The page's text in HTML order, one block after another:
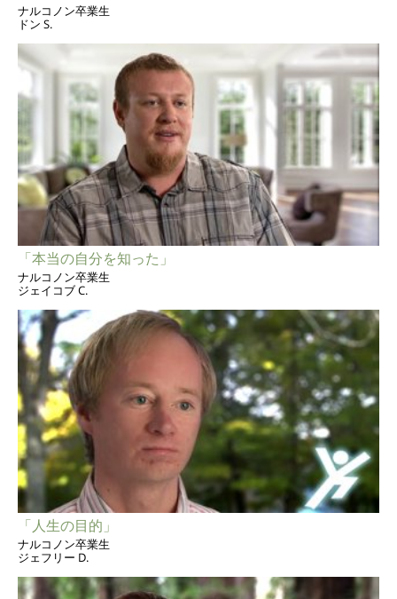
ナルコノン卒業生
ドン S.
「本当の自分を知った」
ナルコノン卒業生
ジェイコブ C.
「人生の目的」
ナルコノン卒業生
ジェフリー D.